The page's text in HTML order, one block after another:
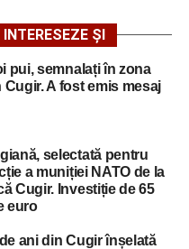
ȘI
pui, semnalați în zona
Cugir. A fost emis mesaj
selectată pentru
a muniției NATO de la
Cugir. Investiție de 65
euro
ani din Cugir înșelată